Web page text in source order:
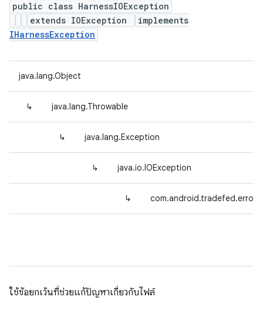
public class HarnessIOException
extends IOException
implements
IHarnessException
java.lang.Object
↳ java.lang.Throwable
↳ java.lang.Exception
↳ java.io.IOException
↳
ใช้ข้อยกเว้นที่ช่วยแก้ปัญหาเกี่ยวกับไฟล์